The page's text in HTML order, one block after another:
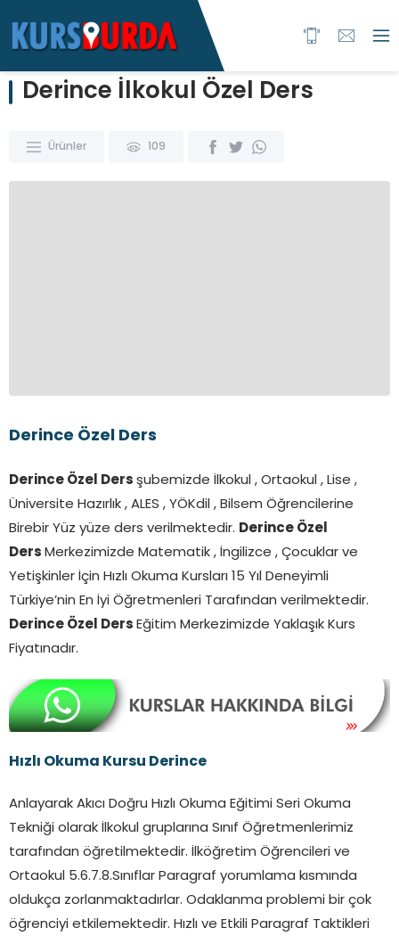
Derince İlkokul Özel Ders
Ürünler 109
Derince Özel Ders
Derince Özel Ders şubemizde İlkokul , Ortaokul , Lise ,
Üniversite Hazırlık , ALES , YÖKdil , Bilsem Öğrencilerine
Birebir Yüz yüze ders verilmektedir. Derince Özel
Ders Merkezimizde Matematik , İngilizce , Çocuklar ve
Yetişkinler İçin Hızlı Okuma Kursları 15 Yıl Deneyimli
Türkiye’nin En İyi Öğretmenleri Tarafından verilmektedir.
Derince Özel Ders Eğitim Merkezimizde Yaklaşık Kurs
Fiyatınadır.
Hızlı Okuma Kursu Derince
Anlayarak Akıcı Doğru Hızlı Okuma Eğitimi Seri Okuma
Tekniği olarak İlkokul gruplarına Sınıf Öğretmenlerimiz
tarafından öğretilmektedir. İlköğretim Öğrencileri ve
Ortaokul 5.6.7.8.Sınıflar Paragraf yorumlama kısmında
oldukça zorlanmaktadırlar. Odaklanma problemi bir çok
öğrenciyi etkilemektedir. Hızlı ve Etkili Paragraf Taktikleri